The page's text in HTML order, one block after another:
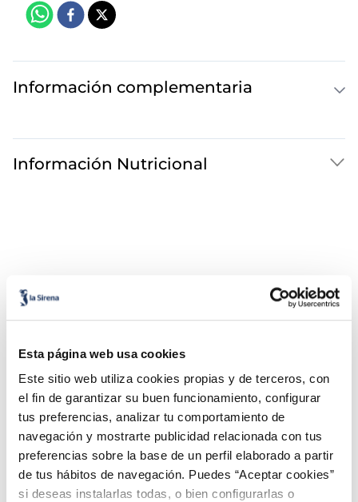
Esta página web usa cookies
Este sitio web utiliza cookies propias y de terceros, con
el fin de garantizar su buen funcionamiento, configurar
tus preferencias, analizar tu comportamiento de
navegación y mostrarte publicidad relacionada con tus
preferencias sobre la base de un perfil elaborado a partir
de tus hábitos de navegación. Puedes “Aceptar cookies”
si deseas instalarlas todas, o bien configurarlas o
Información complementaria
Información Nutricional
Filetes de lubina
Premium
Lomos de
austral MSC
10. pollo